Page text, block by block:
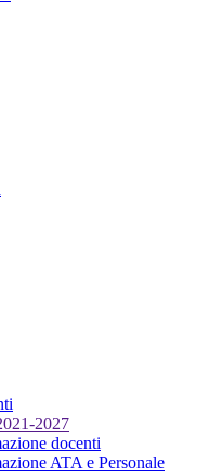
2027
docenti
ATA e Personale